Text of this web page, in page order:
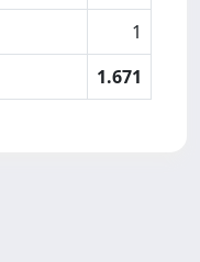
1
1.671